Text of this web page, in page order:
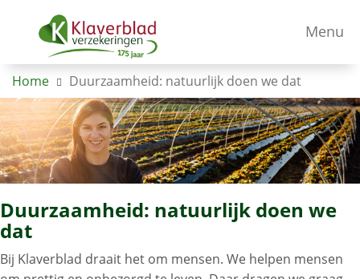
Menu
Home Duurzaamheid: natuurlijk doen we dat
Duurzaamheid: natuurlijk doen we
dat
Bij Klaverblad draait het om mensen. We helpen mensen